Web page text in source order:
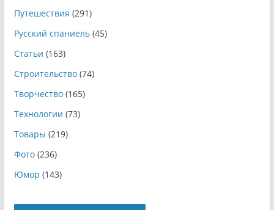
Путешествия (291)
Русский спаниель(45)
Статьи (163)
Строительство(74)
Творчество(165)
Технологии (73)
Товары (219)
Фото(236)
Юмор (143)